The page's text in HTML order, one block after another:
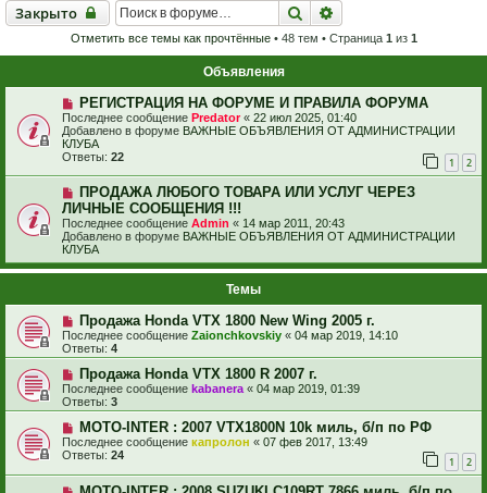
Закрыто
Закрыто Поиск
Отметить все темы как прочтённые• 48 тем • Страница 1 из 1
Объявления
РЕГИСТРАЦИЯ НА ФОРУМЕ И ПРАВИЛА ФОРУМА
Последнее сообщение Predator« 22 июл 2025, 01:40
Добавлено в форуме ВАЖНЫЕ ОБЪЯВЛЕНИЯ ОТ АДМИНИСТРАЦИИ
КЛУБА
Ответы: 22 1 2
ПРОДАЖА ЛЮБОГО ТОВАРА ИЛИ УСЛУГ ЧЕРЕЗ
ЛИЧНЫЕ СООБЩЕНИЯ !!!
Последнее сообщение Admin « 14 мар 2011, 20:43
Добавлено в форуме ВАЖНЫЕ ОБЪЯВЛЕНИЯ ОТ АДМИНИСТРАЦИИ
КЛУБА
Темы
Продажа Honda VTX 1800 New Wing 2005 г.
Последнее сообщение Zaionchkovskiy « 04 мар 2019, 14:10
Ответы: 4
Продажа Honda VTX 1800 R 2007 г.
Последнее сообщение kabanera« 04 мар 2019, 01:39
Ответы: 3
MOTO-INTER : 2007 VTX1800N 10k миль, б/п по РФ
Последнее сообщение капролон « 07 фев 2017, 13:49
Ответы: 24 1 2